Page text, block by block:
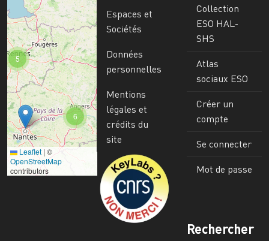
6
5
Leaflet | ©
OpenStreetMap
contributors
Espaces et
Sociétés
Données
personnelles
Mentions
légales et
crédits du
site
Image
Collection
ESO HAL-
SHS
Atlas
sociaux ESO
Créer un
compte
Se connecter
Mot de passe
Rechercher